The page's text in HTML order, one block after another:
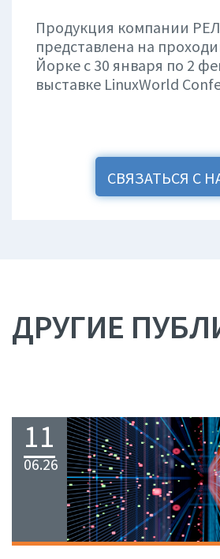
Продукция компании
представлена на
Йорке с 30 января по 2
выставке LinuxWorld
СВЯЗАТЬСЯ С
ДРУГИЕ
11
06.26